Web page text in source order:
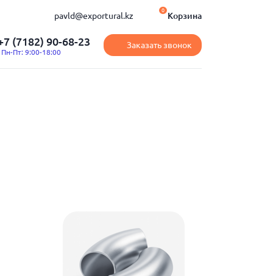
pavld@exportural.kz Корзина
0
(7182) 90-68-23
Пн-Пт: 9:00-18:00
Заказать звонок